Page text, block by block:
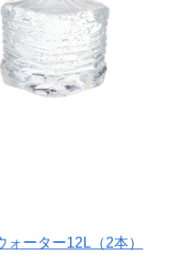
ーター12L（2本）